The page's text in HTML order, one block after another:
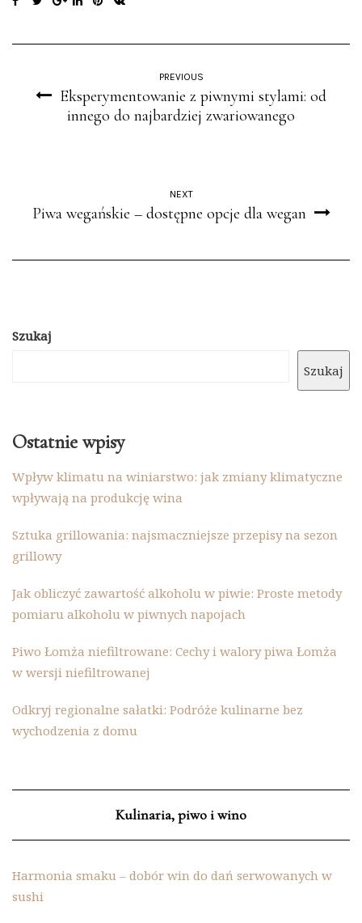
PREVIOUS
Eksperymentowanie z piwnymi stylami: od
innego do najbardziej zwariowanego
NEXT
Piwa wegańskie – dostępne opcje dla wegan
Szukaj
Szukaj
Ostatnie wpisy
Wpływ klimatu na winiarstwo: jak zmiany klimatyczne
wpływają na produkcję wina
Sztuka grillowania: najsmaczniejsze przepisy na sezon
grillowy
Jak obliczyć zawartość alkoholu w piwie: Proste metody
pomiaru alkoholu w piwnych napojach
Piwo Łomża niefiltrowane: Cechy i walory piwa Łomża
w wersji niefiltrowanej
Odkryj regionalne sałatki: Podróże kulinarne bez
wychodzenia z domu
Kulinaria, piwo i wino
Harmonia smaku – dobór win do dań serwowanych w
sushi